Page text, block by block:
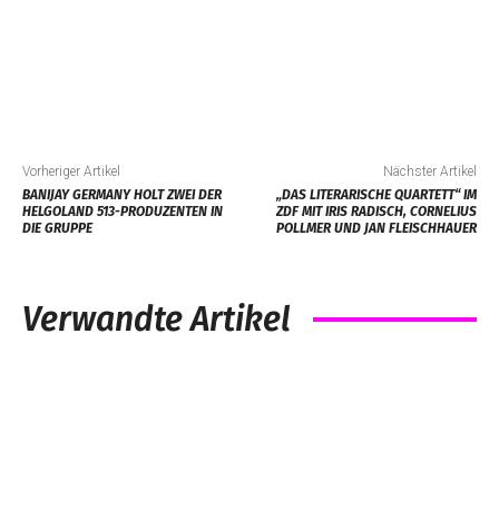
Vorheriger Artikel
BANIJAY GERMANY HOLT ZWEI DER
HELGOLAND 513-PRODUZENTEN IN
DIE GRUPPE
Nächster Artikel
„DAS LITERARISCHE QUARTETT“ IM
ZDF MIT IRIS RADISCH, CORNELIUS
POLLMER UND JAN FLEISCHHAUER
Verwandte Artikel